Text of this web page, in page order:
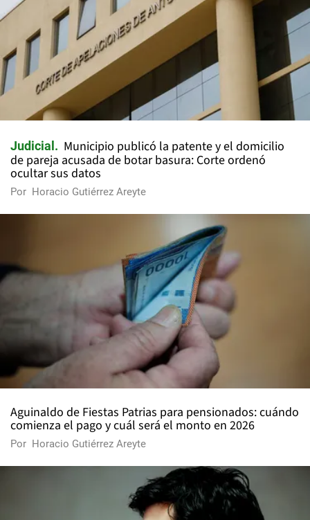
Judicial
Municipio publicó la patente y el domicilio
de pareja acusada de botar basura: Corte ordenó
ocultar sus datos
Por Horacio Gutiérrez Areyte
Aguinaldo de Fiestas Patrias para pensionados: cuándo
comienza el pago y cuál será el monto en 2026
Por Horacio Gutiérrez Areyte